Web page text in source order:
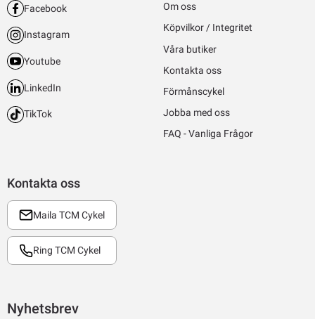
Kontakta oss
Maila TCM Cykel
Ring TCM Cykel
Facebook
Instagram
Youtube
LinkedIn
TikTok
Om oss
Köpvilkor / Integritet
Våra butiker
Kontakta oss
Förmånscykel
Jobba med oss
FAQ - Vanliga Frågor
Nyhetsbrev